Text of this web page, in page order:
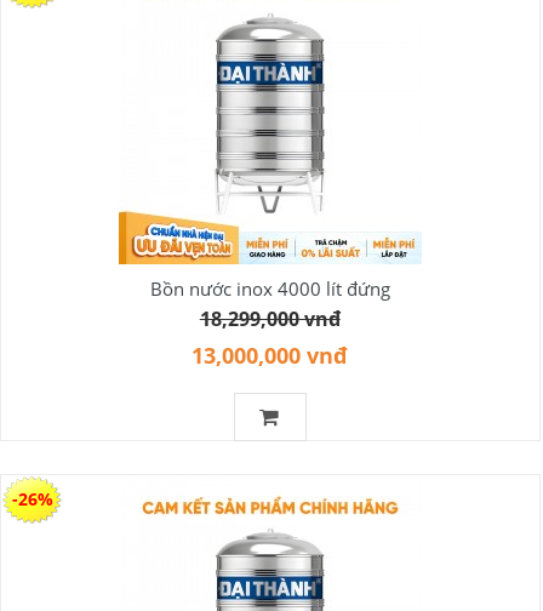
Bồn nước inox 4000 lít đứng
18,299,000 vnđ
13,000,000 vnđ
-26%